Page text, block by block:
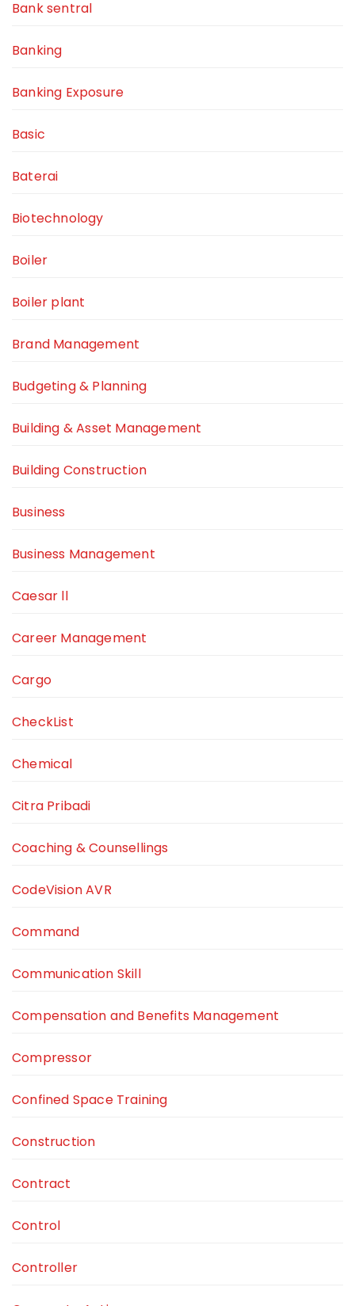
Bank sentral
Banking
Banking Exposure
Basic
Baterai
Biotechnology
Boiler
Boiler plant
Brand Management
Budgeting & Planning
Building & Asset Management
Building Construction
Business
Business Management
Caesar ll
Career Management
Cargo
CheckList
Chemical
Citra Pribadi
Coaching & Counsellings
CodeVision AVR
Command
Communication Skill
Compensation and Benefits Management
Compressor
Confined Space Training
Construction
Contract
Control
Controller